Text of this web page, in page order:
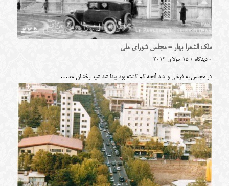
ملک الشعرا بهار - مجلس شورای ملی
0 دیدگاه / 15 جولای 2014
در مجلس به فرخی وا شد آنچه گم گشته بود پیدا شد شید رخشان عد…